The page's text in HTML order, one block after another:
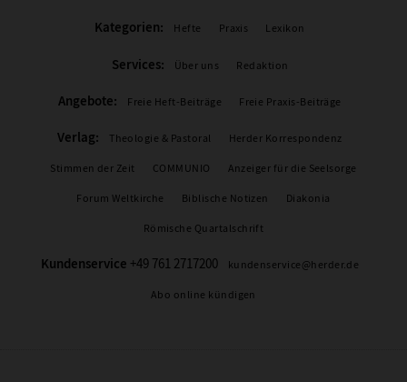
Kategorien: Hefte Praxis Lexikon
Services: Über uns Redaktion
Angebote: Freie Heft-Beiträge Freie Praxis-Beiträge
Verlag: Theologie & Pastoral Herder Korrespondenz
Stimmen der Zeit COMMUNIO Anzeiger für die Seelsorge
Forum Weltkirche Biblische Notizen Diakonia
Römische Quartalschrift
Kundenservice +49 761 2717200 kundenservice@herder.de
Abo online kündigen